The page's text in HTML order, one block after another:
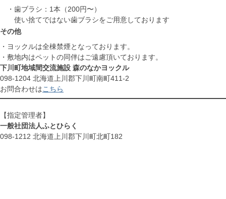
・歯ブラシ：1本（200円〜）
使い捨てではない歯ブラシをご用意しております
その他
・ヨックルは全棟禁煙となっております。
・敷地内はペットの同伴はご遠慮頂いております。
下川町地域間交流施設 森のなかヨックル
098-1204 北海道上川郡下川町南町411-2
お問合わせはこちら
【指定管理者】
一般社団法人ふとひらく
098-1212 北海道上川郡下川町北町182